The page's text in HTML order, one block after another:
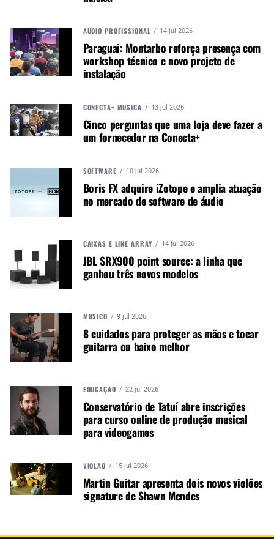
Os modelos Black Cherry e Ultra Violet já estão
disponíveis em revendedores autorizados,
enquanto o Black Stain é oferecido
Autor:Redação M&M
Música &amp; Mercado é uma
negócios para o music business,
indústria de áudio profissional,
iluminação e instrumentos
A MÚSICA & MERCADO ESTÁ NO WHATSAPP!
Acesse o Canal de WhatsApp
AUDIO PROFISSIONAL 14 jul 2026
Paraguai: Montarbo reforça presença com
workshop técnico e novo projeto de
instalação
CONECTA+ MÚSICA 13 jul 2026
Cinco perguntas que uma loja deve fazer a
um fornecedor na Conecta+
SOFTWARE 10 jul 2026
Boris FX adquire iZotope e amplia atuação
no mercado de software de áudio
CAIXAS E LINE ARRAY 14 jul 2026
JBL SRX900 point source: a linha que
ganhou três novos modelos
MÚSICO 9 jul 2026
8 cuidados para proteger as mãos e tocar
guitarra ou baixo melhor
EDUCAÇÃO 22 jul 2026
Conservatório de Tatuí abre inscrições
para curso online de produção musical
para videogames
VIOLÃO 15 jul 2026
Martin Guitar apresenta dois novos violões
signature de Shawn Mendes